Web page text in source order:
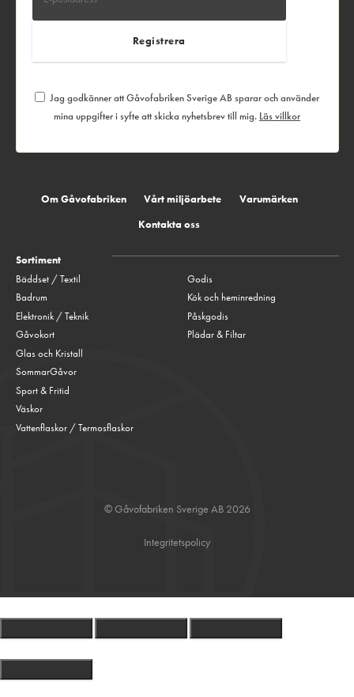
Jag godkänner att Gåvofabriken Sverige AB sparar och använder
mina uppgifter i syfte att skicka nyhetsbrev till mig. Läs villkor
Om Gåvofabriken Vårt miljöarbete
Varumärken
Kontakta oss
Sortiment
Bäddset / Textil
Badrum
Elektronik / Teknik
Gåvokort
Glas och Kristall
Godis
Kök och heminredning
Påskgodis
Plädar & Filtar
SommarGåvor
Sport & Fritid
Väskor
Vattenflaskor / Termosflaskor
© Gåvofabriken Sverige AB 2026
Integritetspolicy